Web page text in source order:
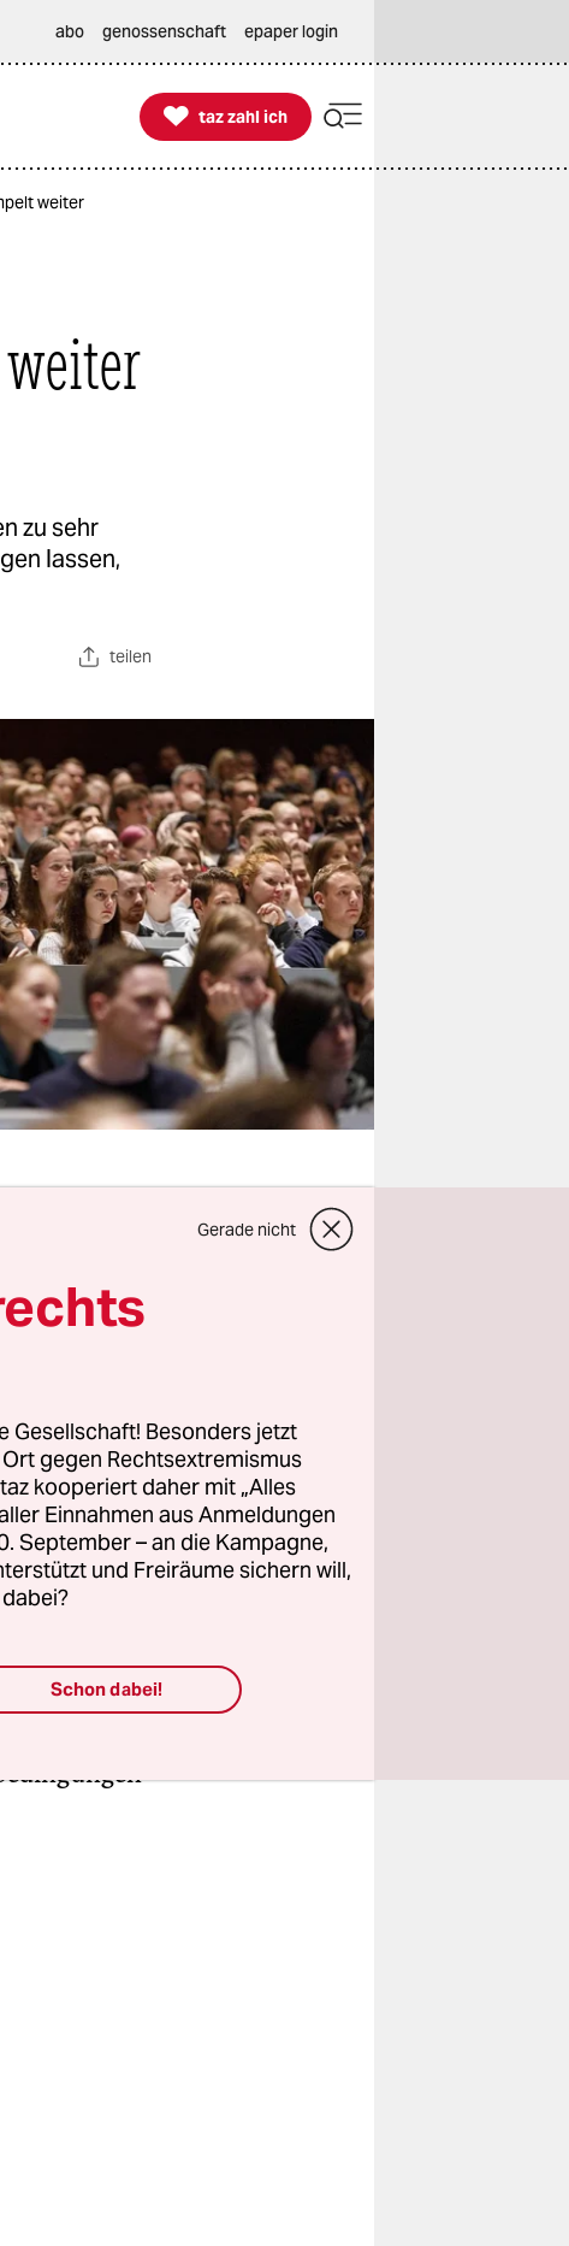
abo genossenschaft epaper login

taz zahl ich
taz zahl ich
weiter
zu sehr
lassen,
teilen
allen
des
über vier
zu
da
Gerade nicht
Besonders jetzt
gegen Rechtsextremismus
kooperiert daher mit „Alles
Einnahmen aus Anmeldungen
September – an die Kampagne,
und Freiräume sichern will,
Schon dabei!